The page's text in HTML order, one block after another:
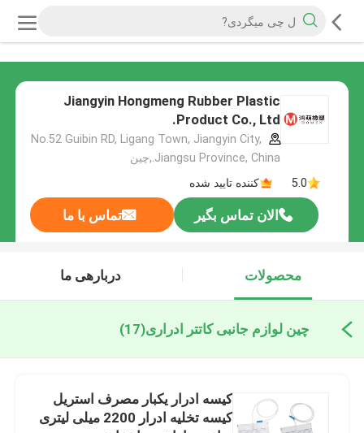
Jiangyin Hongmeng Rubber Plastic
Product Co., Ltd.
No.52 Guibin RD, Ligang Town, Jiangyin City,
Jiangsu Province, China.,چین
5.0
کننده تایید شده
الان تماس بگیر تماس با ما
محصولات دربارهی ما
چین لوازم جانبی کاتتر ادراری(17)
کیسه ادرار یکبار مصرف استریل
کیسه تخلیه ادرار 2200 میلی لیتری